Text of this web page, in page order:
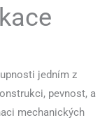
jedním z
pevnost, a
mechanických